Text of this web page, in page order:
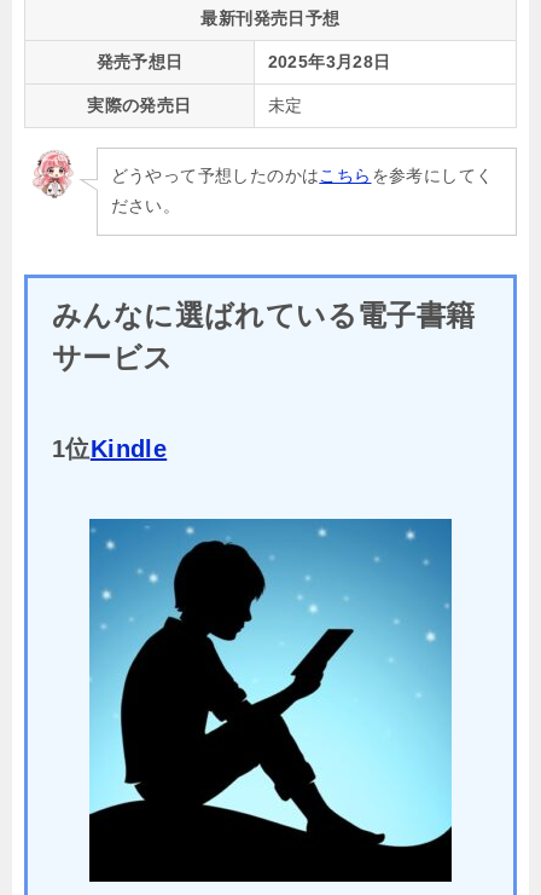
最新刊発売日予想
発売予想日 2025年3月28日
実際の発売日 未定
どうやって予想したのかはこちら を参考にしてく
ださい。
みんなに選ばれている電子書籍
サービス
1位Kindle